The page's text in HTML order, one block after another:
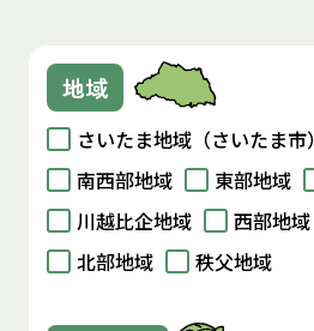
地域
さいたま地域（さいたま市）
南西部地域
東部地域
川越比企地域
西部地域
北部地域
秩父地域